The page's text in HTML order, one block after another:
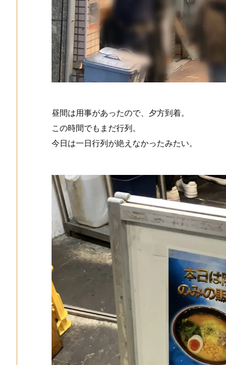
昼間は用事があったので、夕方到着。
この時間でもまだ行列。
今日は一日行列が絶えなかったみたい。